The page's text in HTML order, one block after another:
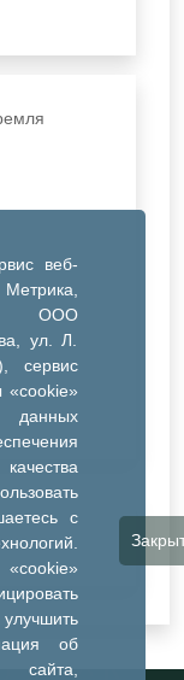
веб-
ООО
ул. Л.
сервис
«cookie»
данных
с
об
сайта,